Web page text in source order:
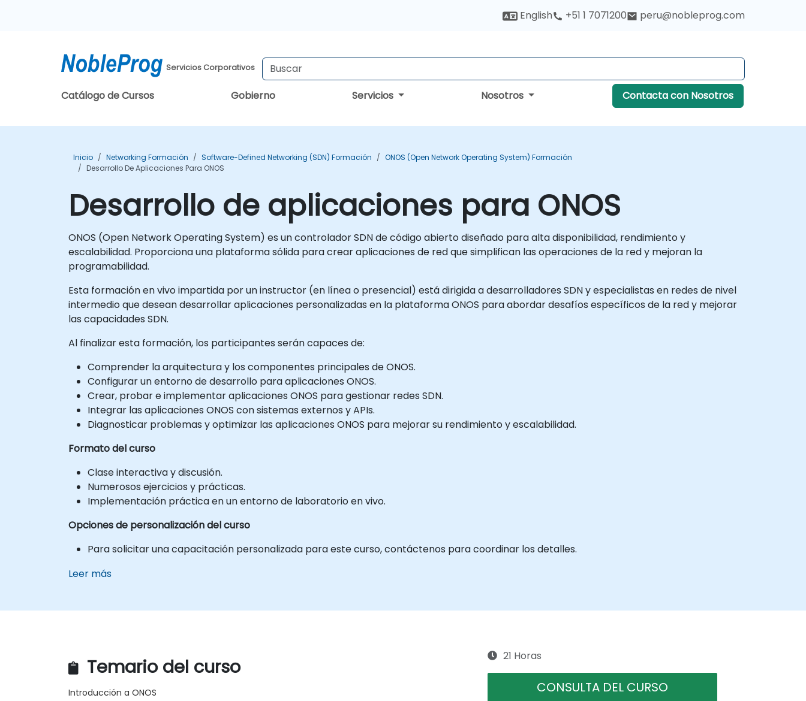
English +51 1 7071200 peru@nobleprog.com
Servicios Corporativos
Catálogo de Cursos Gobierno Servicios Nosotros Contacta con Nosotros
Inicio Networking Formación Software-Defined Networking (SDN) Formación
ONOS (Open Network Operating System) Formación
Desarrollo De Aplicaciones Para ONOS
Desarrollo de aplicaciones para ONOS
ONOS (Open Network Operating System) es un controlador SDN de código abierto diseñado para alta disponibilidad, rendimiento y
escalabilidad. Proporciona una plataforma sólida para crear aplicaciones de red que simplifican las operaciones de la red y mejoran la
programabilidad.
Esta formación en vivo impartida por un instructor (en línea o presencial) está dirigida a desarrolladores SDN y especialistas en redes de nivel
intermedio que desean desarrollar aplicaciones personalizadas en la plataforma ONOS para abordar desafíos específicos de la red y mejorar
las capacidades SDN.
Al finalizar esta formación, los participantes serán capaces de:
Comprender la arquitectura y los componentes principales de ONOS.
Configurar un entorno de desarrollo para aplicaciones ONOS.
Crear, probar e implementar aplicaciones ONOS para gestionar redes SDN.
Integrar las aplicaciones ONOS con sistemas externos y APIs.
Diagnosticar problemas y optimizar las aplicaciones ONOS para mejorar su rendimiento y escalabilidad.
Formato del curso
Clase interactiva y discusión.
Numerosos ejercicios y prácticas.
Implementación práctica en un entorno de laboratorio en vivo.
Opciones de personalización del curso
Para solicitar una capacitación personalizada para este curso, contáctenos para coordinar los detalles.
Leer más
Temario del curso
Introducción a ONOS
21 Horas
CONSULTA DEL CURSO